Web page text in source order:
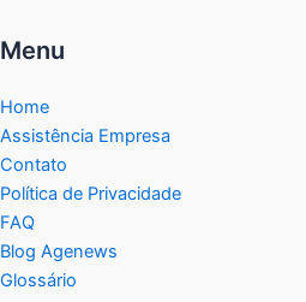
Menu
Home
Assistência Empresa
Contato
Política de Privacidade
FAQ
Blog Agenews
Glossário